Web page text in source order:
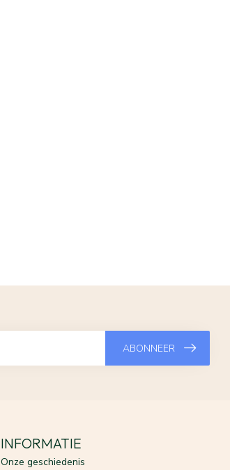
ABONNEER
INFORMATIE
Onze geschiedenis